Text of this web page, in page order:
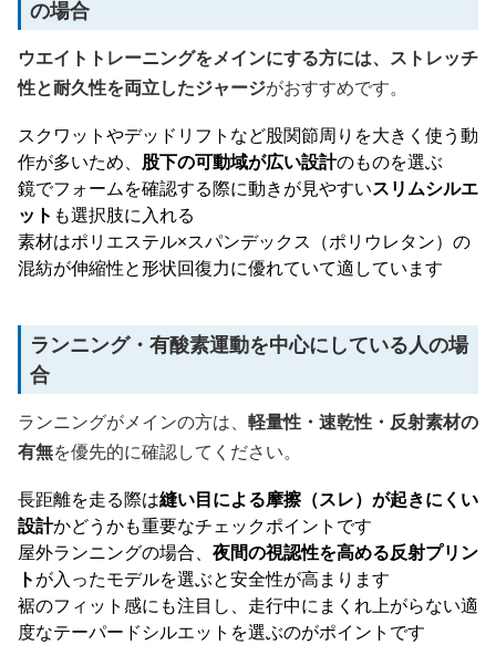
の場合
ウエイトトレーニングをメインにする方には、ストレッチ
性と耐久性を両立したジャージがおすすめです。
スクワットやデッドリフトなど股関節周りを大きく使う動
作が多いため、 股下の可動域が広い設計のものを選ぶ
鏡でフォームを確認する際に動きが見やすいスリムシルエ
ット も選択肢に入れる
素材はポリエステル×スパンデックス（ポリウレタン）の
混紡が伸縮性と形状回復力に優れていて適しています
ランニング・有酸素運動を中心にしている人の場
合
ランニングがメインの方は、 軽量性・速乾性・反射素材の
有無を優先的に確認してください。
長距離を走る際は縫い目による摩擦（スレ）が起きにくい
設計かどうかも重要なチェックポイントです
屋外ランニングの場合、 夜間の視認性を高める反射プリン
トが入ったモデルを選ぶと安全性が高まります
裾のフィット感にも注目し、走行中にまくれ上がらない適
度なテーパードシルエットを選ぶのがポイントです